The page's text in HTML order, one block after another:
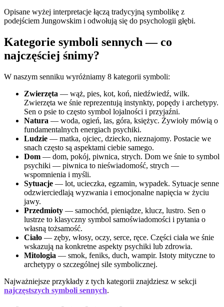
Opisane wyżej interpretacje łączą tradycyjną symbolikę z
podejściem Jungowskim i odwołują się do psychologii głębi.
Kategorie symboli sennych — co
najczęściej śnimy?
W naszym senniku wyróżniamy 8 kategorii symboli:
Zwierzęta — wąż, pies, kot, koń, niedźwiedź, wilk.
Zwierzęta we śnie reprezentują instynkty, popędy i archetypy.
Sen o psie to często symbol lojalności i przyjaźni.
Natura — woda, ogień, las, góra, księżyc. Żywioły mówią o
fundamentalnych energiach psychiki.
Ludzie — matka, ojciec, dziecko, nieznajomy. Postacie we
snach często są aspektami ciebie samego.
Dom — dom, pokój, piwnica, strych. Dom we śnie to symbol
psychiki — piwnica to nieświadomość, strych —
wspomnienia i myśli.
Sytuacje — lot, ucieczka, egzamin, wypadek. Sytuacje senne
odzwierciedlają wyzwania i emocjonalne napięcia w życiu
jawy.
Przedmioty — samochód, pieniądze, klucz, lustro. Sen o
lustrze to klasyczny symbol samoświadomości i pytania o
własną tożsamość.
Ciało — zęby, włosy, oczy, serce, ręce. Części ciała we śnie
wskazują na konkretne aspekty psychiki lub zdrowia.
Mitologia — smok, feniks, duch, wampir. Istoty mityczne to
archetypy o szczególnej sile symbolicznej.
Najważniejsze przykłady z tych kategorii znajdziesz w sekcji
najczęstszych symboli sennych.